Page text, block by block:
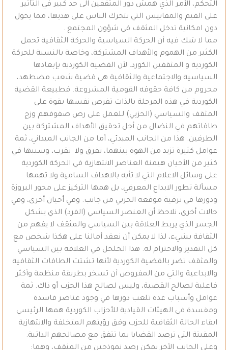
التحكم، الأمر الذي همش دور المثقفين الى حد كبير في التأثير
على القيم والمقاييس التي يتحرك الناس على هديها، مما يحول
دون امكانية تدخل المثقف في شؤون المجتمع .
مما لا شك فيه أن الحركة السياسية والحركة الثقافية تحمل
الكثير من الهموم والأهداف المشتركة، وخاصة بالنسبة للحركة
الكوردية و المثقفين الكورد. لأن القضية الكوردية بإبعادها
السياسية والاجتماعية والثقافية هي قضية شعب مضطهد،
محروم من كافة حقوقه القومية المشروعة. فطبيعة القضية
الكوردية في هذه المرحلة بالذات تفرض نفسها بقوة على
المثقف والسياسي (الحزبي) للعمل على رص صفوفهم وزج
طاقاتهم في النضال من أجل تحقيق الأهداف المشتركة بين
الطرفين. هذا من الجانب المبدئي، أما من الجانب الميداني، ثمة
عوامل كثيرة تزيد من الهوة بينهما، تفرق ولا تقرب، وسببها في
كثير من الأحيان هيمنة العناصر الانتهازية في الحركة الكوردية
على وسائل الاعلام التي لا تأبه بالاهداف السامية ولا تهمها
مسألة تطور الابداع المعرفي، بل همها التركيز على محور البروزة
ودورها في ترقية موقعه الحزبي من جانب. وفي أحيان أخرى، وفي
حالات أخرى، نلاحظ أن العنصر السياسي (الفرد) الذي يشكل
الجسر الذي يربط العلاقة بين السياسي والمثقف لا يفهم من
الثقافة بشيء، لذا لا يمكن أن نعقد أمالنا على هكذا شخص مع
كل التقدير والاحترام له. هذا الخلخل في العلاقة بين السياسي
والمثقف تضر بالقضية الكوردية لأنها تشتت الطاقات الثقافية
والابداعية والتي من المفروض أن تسخر بطريقة منظمة وأكثر
فاعلية لصالح القضية، وليس لصالح هذا الحزب أو ذاك. ثمة
عوامل وأسباب عدة تلعب دورها في وجود عناصر فاسدة
ومفسدة في الهيئات القيادية للأحزاب الكوردية همها الرئيسي
ابقاء الحالة الثقافية للحزب وفق رؤيتهم المتخلفة والانتهازية
المقيتة التي ترصد القضايا بما تتفق مع مصالحهم الذاتية.
وعلى الجانب الأخر يمكن رصد نموذجين من المثقف، وهما: